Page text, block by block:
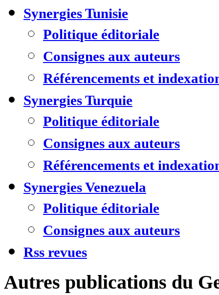
Synergies Tunisie
Politique éditoriale
Consignes aux auteurs
Référencements et
Synergies Turquie
Politique éditoriale
Consignes aux auteurs
Référencements et
Synergies Venezuela
Politique éditoriale
Consignes aux auteurs
Rss revues
Autres publications du